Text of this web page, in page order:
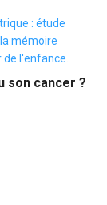
son cancer ?